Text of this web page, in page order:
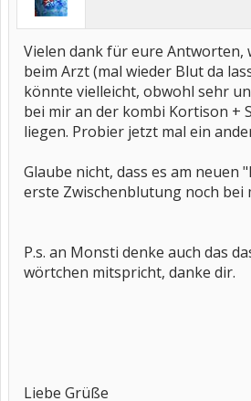
Vielen dank für eure Antworten,
beim Arzt (mal wieder Blut da
könnte vielleicht, obwohl sehr
bei mir an der kombi Kortison +
liegen. Probier jetzt mal ein
Glaube nicht, dass es am neuen
erste Zwischenblutung noch bei
P.s. an Monsti denke auch das
wörtchen mitspricht, danke dir.
Liebe Grüße